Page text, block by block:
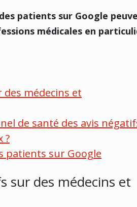
patients sur Google
médicales en
médecins et
de santé des avis
?
patients sur Google
sur des médecins et